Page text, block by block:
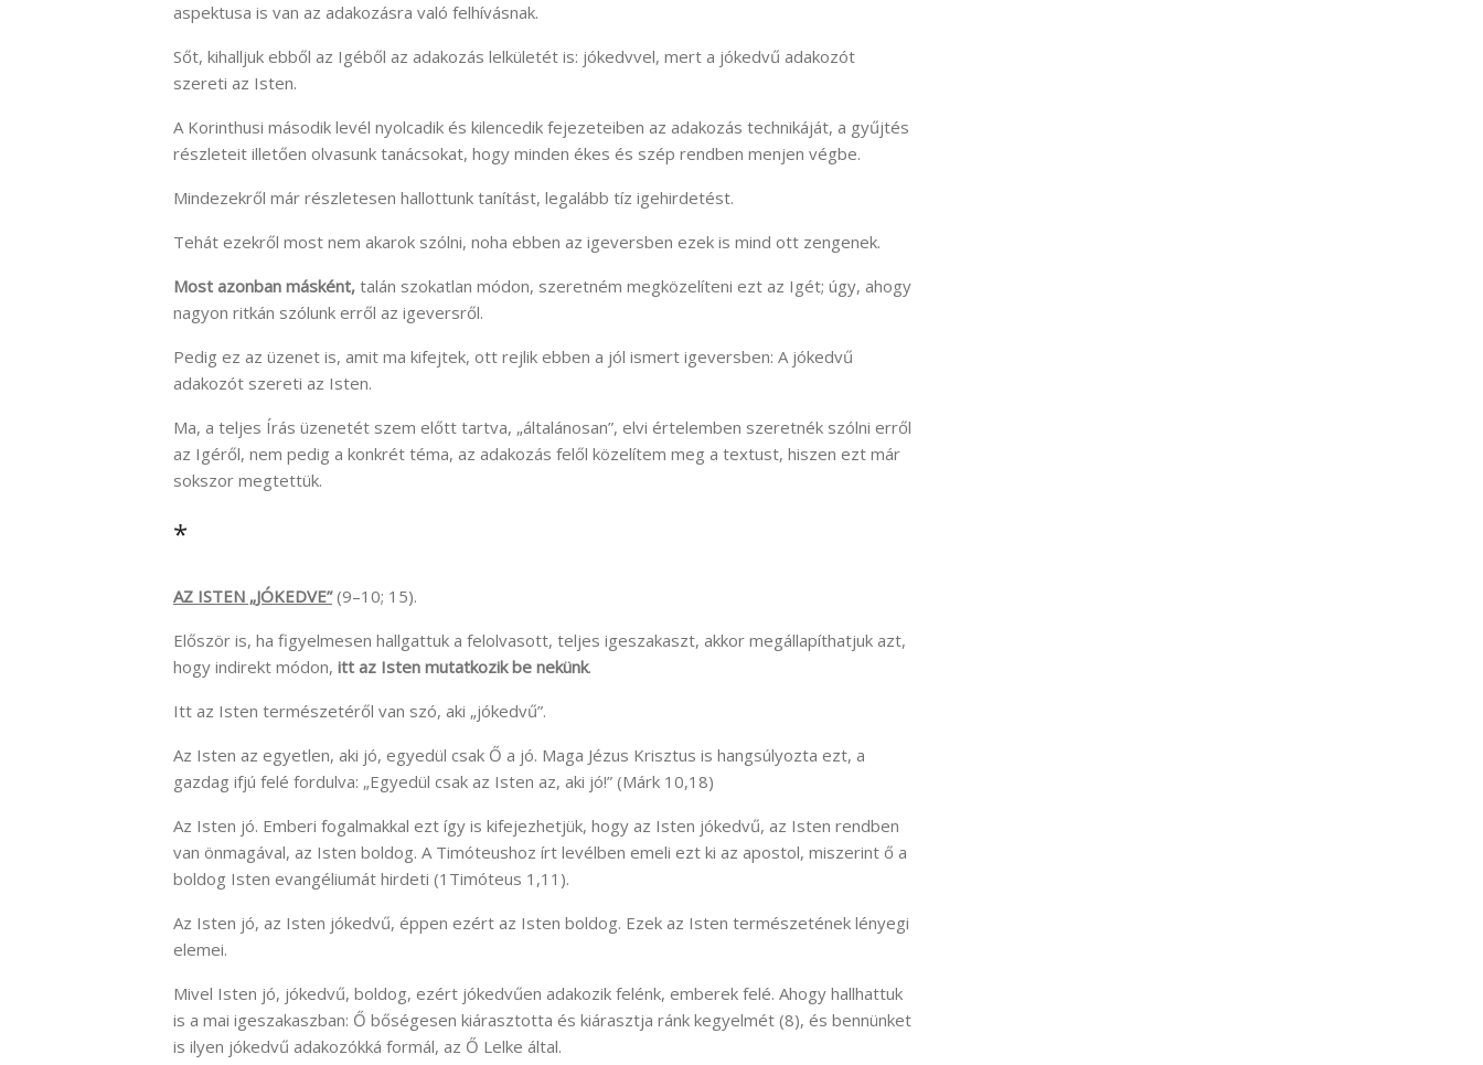
aspektusa is van az adakozásra való felhívásnak.
Sőt, kihalljuk ebből az Igéből az adakozás lelkületét is: jókedvvel, mert a jókedvű adakozót
szereti az Isten.
A Korinthusi második levél nyolcadik és kilencedik fejezeteiben az adakozás technikáját, a gyűjtés
részleteit illetően olvasunk tanácsokat, hogy minden ékes és szép rendben menjen végbe.
Mindezekről már részletesen hallottunk tanítást, legalább tíz igehirdetést.
Tehát ezekről most nem akarok szólni, noha ebben az igeversben ezek is mind ott zengenek.
Most azonban másként, talán szokatlan módon, szeretném megközelíteni ezt az Igét; úgy, ahogy
nagyon ritkán szólunk erről az igeversről.
Pedig ez az üzenet is, amit ma kifejtek, ott rejlik ebben a jól ismert igeversben: A jókedvű
adakozót szereti az Isten.
Ma, a teljes Írás üzenetét szem előtt tartva, „általánosan”, elvi értelemben szeretnék szólni erről
az Igéről, nem pedig a konkrét téma, az adakozás felől közelítem meg a textust, hiszen ezt már
sokszor megtettük.
*
AZ ISTEN „JÓKEDVE”(9–10; 15).
Először is, ha figyelmesen hallgattuk a felolvasott, teljes igeszakaszt, akkor megállapíthatjuk azt,
hogy indirekt módon, itt az Isten mutatkozik be nekünk.
Itt az Isten természetéről van szó, aki „jókedvű”.
Az Isten az egyetlen, aki jó, egyedül csak Ő a jó. Maga Jézus Krisztus is hangsúlyozta ezt, a
gazdag ifjú felé fordulva: „Egyedül csak az Isten az, aki jó!” (Márk 10,18)
Az Isten jó. Emberi fogalmakkal ezt így is kifejezhetjük, hogy az Isten jókedvű, az Isten rendben
van önmagával, az Isten boldog. A Timóteushoz írt levélben emeli ezt ki az apostol, miszerint ő a
boldog Isten evangéliumát hirdeti (1Timóteus 1,11).
Az Isten jó, az Isten jókedvű, éppen ezért az Isten boldog. Ezek az Isten természetének lényegi
elemei.
Mivel Isten jó, jókedvű, boldog, ezért jókedvűen adakozik felénk, emberek felé. Ahogy hallhattuk
is a mai igeszakaszban: Ő bőségesen kiárasztotta és kiárasztja ránk kegyelmét (8), és bennünket
is ilyen jókedvű adakozókká formál, az Ő Lelke által.